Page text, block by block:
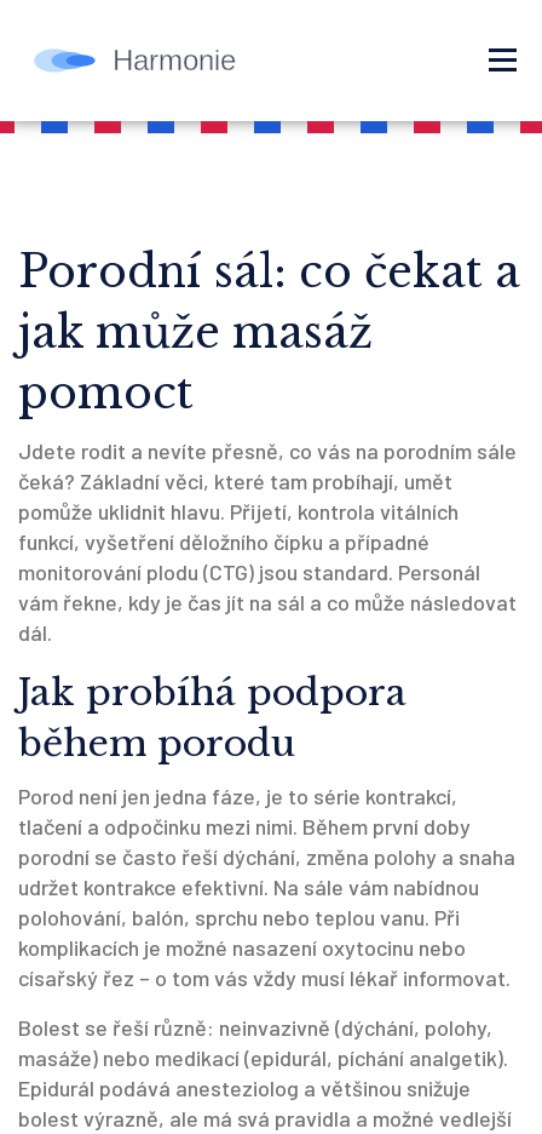
Porodní sál: co čekat a
jak může masáž
pomoct
Jdete rodit a nevíte přesně, co vás na porodním sále
čeká? Základní věci, které tam probíhají, umět
pomůže uklidnit hlavu. Přijetí, kontrola vitálních
funkcí, vyšetření děložního čípku a případné
monitorování plodu (CTG) jsou standard. Personál
vám řekne, kdy je čas jít na sál a co může následovat
dál.
Jak probíhá podpora
během porodu
Porod není jen jedna fáze, je to série kontrakcí,
tlačení a odpočinku mezi nimi. Během první doby
porodní se často řeší dýchání, změna polohy a snaha
udržet kontrakce efektivní. Na sále vám nabídnou
polohování, balón, sprchu nebo teplou vanu. Při
komplikacích je možné nasazení oxytocinu nebo
císařský řez – o tom vás vždy musí lékař informovat.
Bolest se řeší různě: neinvazivně (dýchání, polohy,
masáže) nebo medikací (epidurál, píchání analgetik).
Epidurál podává anesteziolog a většinou snižuje
bolest výrazně, ale má svá pravidla a možné vedlejší